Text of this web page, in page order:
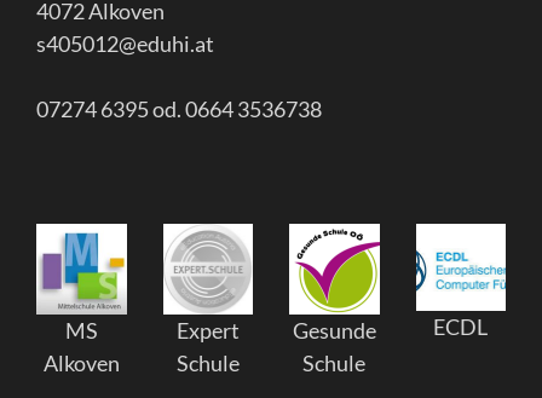
4072 Alkoven
s405012@eduhi.at
07274 6395 od. 0664 3536738
MS
Alkoven
Expert
Schule
Gesunde
Schule
ECDL